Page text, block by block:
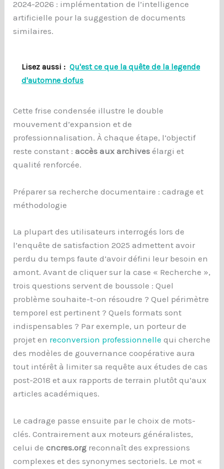
2024-2026 : implémentation de l’intelligence
artificielle pour la suggestion de documents
similaires.
Lisez aussi : Qu'est ce que la quête de la legende
d'automne dofus
Cette frise condensée illustre le double
mouvement d’expansion et de
professionnalisation. À chaque étape, l’objectif
reste constant :accès aux archives élargi et
qualité renforcée.
Préparer sa recherche documentaire : cadrage et
méthodologie
La plupart des utilisateurs interrogés lors de
l’enquête de satisfaction 2025 admettent avoir
perdu du temps faute d’avoir défini leur besoin en
amont. Avant de cliquer sur la case « Recherche »,
trois questions servent de boussole : Quel
problème souhaite-t-on résoudre ? Quel périmètre
temporel est pertinent ? Quels formats sont
indispensables ? Par exemple, un porteur de
projet en reconversion professionnelle qui cherche
des modèles de gouvernance coopérative aura
tout intérêt à limiter sa requête aux études de cas
post-2018 et aux rapports de terrain plutôt qu’aux
articles académiques.
Le cadrage passe ensuite par le choix de mots-
clés. Contrairement aux moteurs généralistes,
celui decncres.org reconnaît des expressions
complexes et des synonymes sectoriels. Le mot «